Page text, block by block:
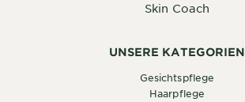
Skin Coach
UNSERE KATEGORIEN
Gesichtspflege
Haarpflege